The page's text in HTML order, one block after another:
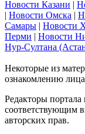
Новости Казани |
| Новости Омска |
Самары | Новости
Перми | Новости
Нур-Султана
Некоторые из
ознакомлению
Редакторы
соответствующим
авторских прав.